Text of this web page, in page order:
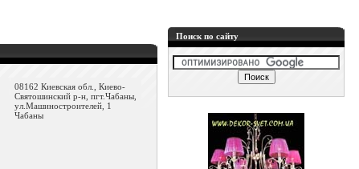
08162 Киевская обл., Киево-
Святошинский р-н, пгт.Чабаны,
ул.Машиностроителей, 1
Чабаны
Поиск по сайту